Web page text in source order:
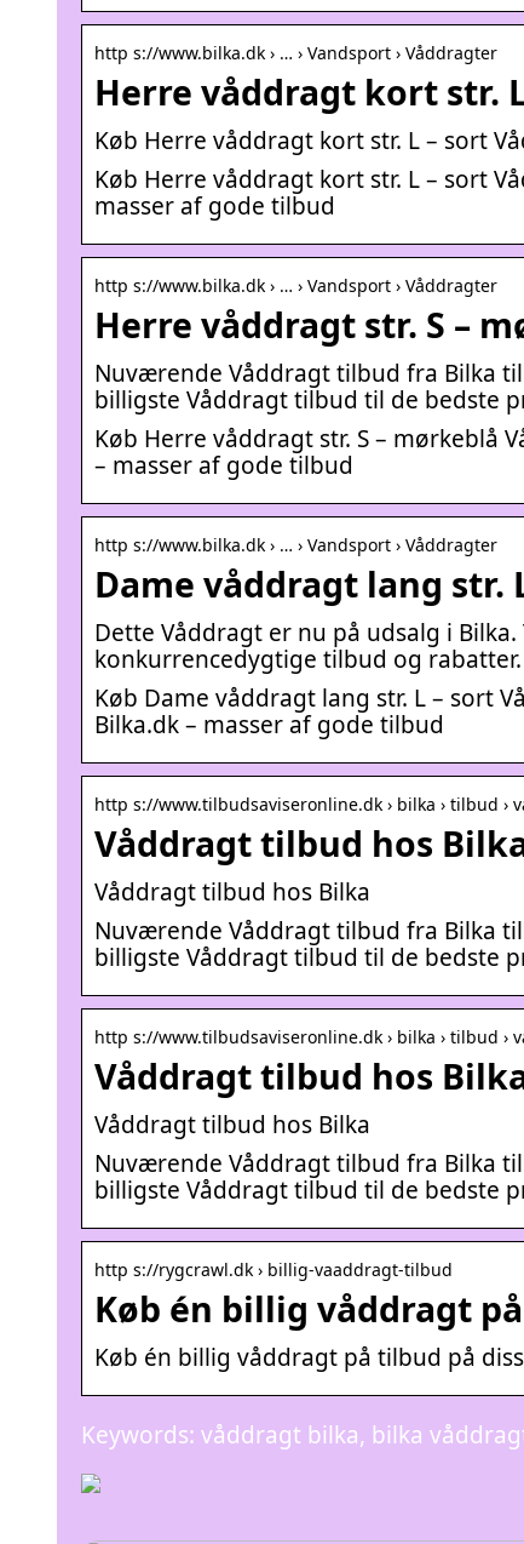
http s://www.bilka.dk › … › Vandsport › Våddragter
Herre våddragt kort str.
Køb Herre våddragt kort str. L – sort
Køb Herre våddragt kort str. L – sort
masser af gode tilbud
http s://www.bilka.dk › … › Vandsport › Våddragter
Herre våddragt str. S –
Nuværende Våddragt tilbud fra Bilka
billigste Våddragt tilbud til de bedste
Køb Herre våddragt str. S – mørkeblå
– masser af gode tilbud
http s://www.bilka.dk › … › Vandsport › Våddragter
Dame våddragt lang str.
Dette Våddragt er nu på udsalg i
konkurrencedygtige tilbud og
Køb Dame våddragt lang str. L – sort
Bilka.dk – masser af gode tilbud
http s://www.tilbudsaviseronline.dk › bilka › tilbud ›
Våddragt tilbud hos
Våddragt tilbud hos Bilka
Nuværende Våddragt tilbud fra Bilka
billigste Våddragt tilbud til de bedste
http s://www.tilbudsaviseronline.dk › bilka › tilbud ›
Våddragt tilbud hos
Våddragt tilbud hos Bilka
Nuværende Våddragt tilbud fra Bilka
billigste Våddragt tilbud til de bedste
http s://rygcrawl.dk › billig-vaaddragt-tilbud
Køb én billig våddragt
Køb én billig våddragt på tilbud på
Keywords: våddragt bilka, bilka